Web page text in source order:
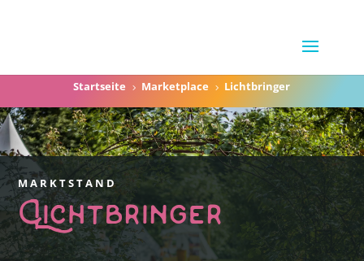
Startseite 5 Marketplace 5 Lichtbringer
MARKTSTAND
Lichtbringer